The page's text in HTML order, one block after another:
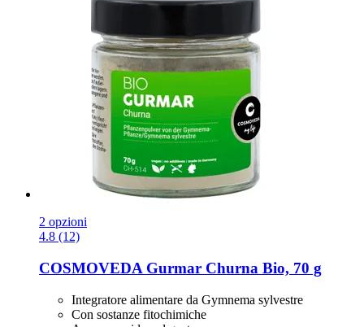
2 opzioni
4.8 (12)
COSMOVEDA Gurmar Churna Bio, 70 g
Integratore alimentare da Gymnema sylvestre
Con sostanze fitochimiche